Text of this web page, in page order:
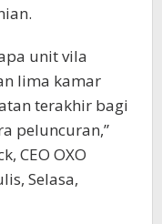
unit vila
lima kamar
terakhir bagi
peluncuran,”
CEO OXO
Selasa,